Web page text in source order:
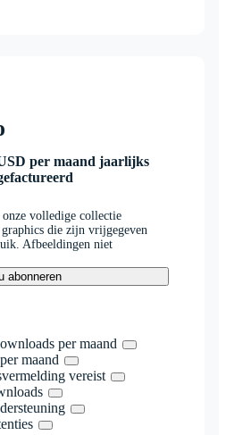
per maand jaarlijks
volledige collectie
die zijn vrijgegeven
Afbeeldingen niet
abonneren
per maand
maand
vereist